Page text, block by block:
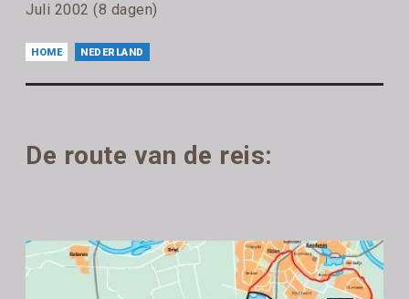
Juli 2002 (8 dagen)
HOME NEDERLAND
De route van de reis: